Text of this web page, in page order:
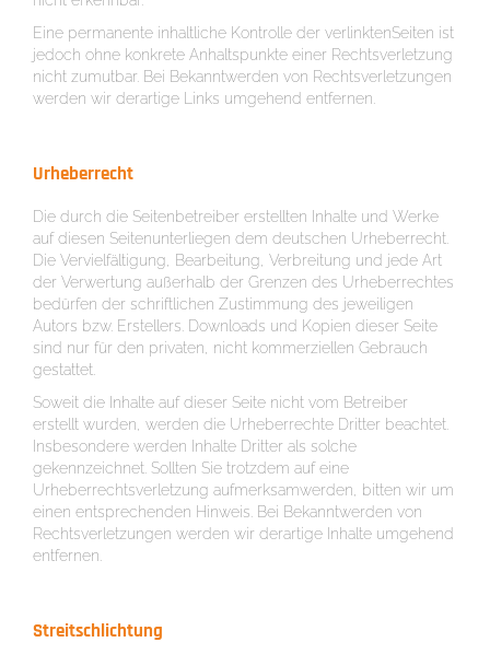
Eine permanente inhaltliche Kontrolle der verlinktenSeiten ist
jedoch ohne konkrete Anhaltspunkte einer Rechtsverletzung
nicht zumutbar. Bei Bekanntwerden von Rechtsverletzungen
werden wir derartige Links umgehend entfernen.
Urheberrecht
Die durch die Seitenbetreiber erstellten Inhalte und Werke
auf diesen Seitenunterliegen dem deutschen Urheberrecht.
Die Vervielfältigung, Bearbeitung, Verbreitung und jede Art
der Verwertung außerhalb der Grenzen des Urheberrechtes
bedürfen der schriftlichen Zustimmung des jeweiligen
Autors bzw. Erstellers. Downloads und Kopien dieser Seite
sind nur für den privaten, nicht kommerziellen Gebrauch
gestattet.
Soweit die Inhalte auf dieser Seite nicht vom Betreiber
erstellt wurden, werden die Urheberrechte Dritter beachtet.
Insbesondere werden Inhalte Dritter als solche
gekennzeichnet. Sollten Sie trotzdem auf eine
Urheberrechtsverletzung aufmerksamwerden, bitten wir um
einen entsprechenden Hinweis. Bei Bekanntwerden von
Rechtsverletzungen werden wir derartige Inhalte umgehend
entfernen.
Streitschlichtung